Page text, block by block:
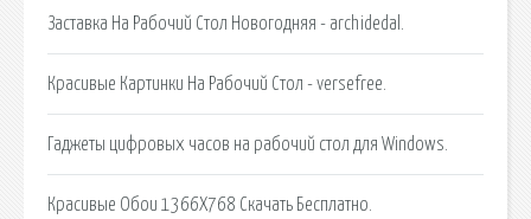
Заставка На Рабочий Стол Новогодняя - archidedal.
Красивые Картинки На Рабочий Стол - versefree.
Гаджеты цифровых часов на рабочий стол для Windows.
Красивые Обои 1366Х768 Скачать Бесплатно.